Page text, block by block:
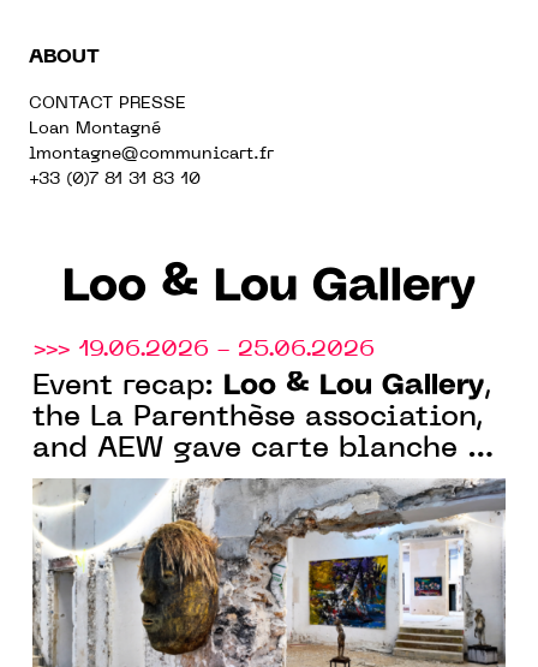
ABOUT
CONTACT PRESSE
Loan Montagné
lmontagne@communicart.fr
+33 (0)7 81 31 83 10
Loo & Lou Gallery
>>> 19.06.2026 - 25.06.2026
Event recap: Loo & Lou Gallery,
the La Parenthèse association,
and AEW gave carte blanche to
Olivier de Sagazan in a
magnificent 19th-century
Parisian mansion in Paris